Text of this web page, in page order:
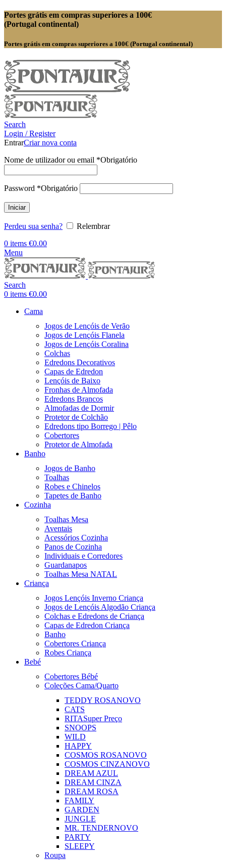
Portes grátis em compras superiores a 100€
(Portugal continental)
Portes grátis em compras superiores a 100€ (Portugal continental)
Search
Login / Register
EntrarCriar nova conta
Nome de utilizador ou email *Obrigatório
Password *Obrigatório
Iniciar
Perdeu sua senha?
Relembrar
0 items €0.00
Menu
Search
0 items €0.00
Cama
Jogos de Lençóis de Verão
Jogos de Lençóis Flanela
Jogos de Lençóis Coralina
Colchas
Edredons Decorativos
Capas de Edredon
Lençóis de Baixo
Fronhas de Almofada
Edredons Brancos
Almofadas de Dormir
Protetor de Colchão
Edredons tipo Borrego | Pêlo
Cobertores
Protetor de Almofada
Banho
Jogos de Banho
Toalhas
Robes e Chinelos
Tapetes de Banho
Cozinha
Toalhas Mesa
Aventais
Acessórios Cozinha
Panos de Cozinha
Individuais e Corredores
Guardanapos
Toalhas Mesa NATAL
Criança
Jogos Lençóis Inverno Criança
Jogos de Lençóis Algodão Criança
Colchas e Edredons de Criança
Capas de Edredon Criança
Banho
Cobertores Criança
Robes Criança
Bebé
Cobertores Bébé
Coleções Cama/Quarto
TEDDY ROSANOVO
CATS
RITASuper Preço
SNOOPS
WILD
HAPPY
COSMOS ROSANOVO
COSMOS CINZANOVO
DREAM AZUL
DREAM CINZA
DREAM ROSA
FAMILY
GARDEN
JUNGLE
MR. TENDERNOVO
PARTY
SLEEPY
Roupa